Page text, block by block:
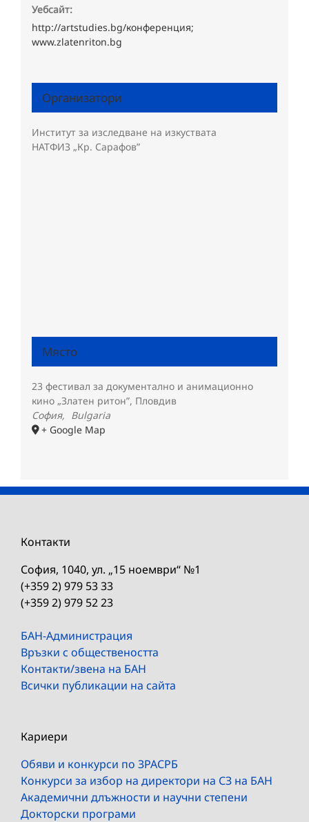
Уебсайт:
http://artstudies.bg/конференция;
www.zlatenriton.bg
Организатори
Институт за изследване на изкуствата
НАТФИЗ „Кр. Сарафов”
Място
23 фестивал за документално и анимационно
кино „Златен ритон”, Пловдив
София, Bulgaria
+ Google Map
Контакти
София, 1040, ул. „15 ноември“ №1
(+359 2) 979 53 33
(+359 2) 979 52 23
БАН-Администрация
Връзки с обществеността
Контакти/звена на БАН
Всички публикации на сайта
Кариери
Обяви и конкурси по ЗРАСРБ
Конкурси за избор на директори на СЗ на БАН
Академични длъжности и научни степени
Докторски програми